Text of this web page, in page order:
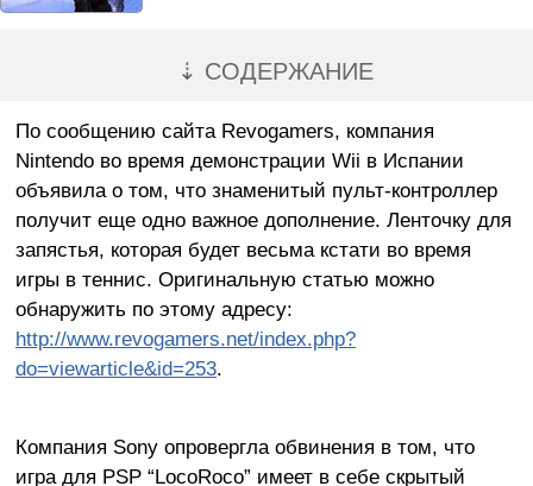
⇣ СОДЕРЖАНИЕ
По сообщению сайта Revogamers, компания
Nintendo во время демонстрации Wii в Испании
объявила о том, что знаменитый пульт-контроллер
получит еще одно важное дополнение. Ленточку для
запястья, которая будет весьма кстати во время
игры в теннис. Оригинальную статью можно
обнаружить по этому адресу:
http://www.revogamers.net/index.php?
do=viewarticle&id=253.
Компания Sony опровергла обвинения в том, что
игра для PSP “LocoRoco” имеет в себе скрытый